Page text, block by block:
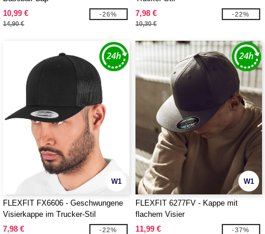
10,99 €
14,90 €
-26%
7,98 €
10,30 €
-22%
W1
FLEXFIT FX6606 - Geschwungene
Visierkappe im Trucker-Stil
7,98 €
-22%
W1
FLEXFIT 6277FV - Kappe mit
flachem Visier
11,99 €
-37%